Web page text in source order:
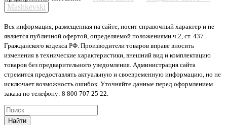
Mashkevski
Вся информация, размещенная на сайте, носит справочный характер и не
является публичной офертой, определяемой положениями ч.2, ст. 437
Гражданского кодекса РФ. Производители товаров вправе вносить
изменения в технические характеристики, внешний вид и комплектацию
товаров без предварительного уведомления. Администрация сайта
стремится предоставлять актуальную и своевременную информацию, но не
исключает возможность ошибок. Уточняйте данные перед оформлением
заказа по телефону: 8 800 707 25 22.
Найти